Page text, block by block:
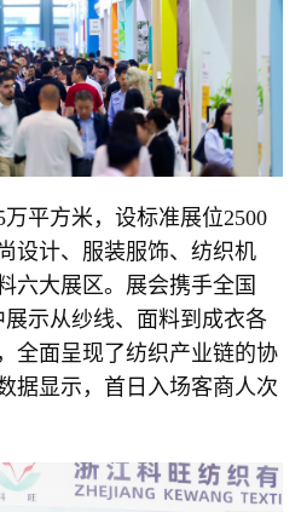
平方米，设标准展位2500
设计、服装服饰、纺织机
六大展区。展会携手全国
示从纱线、面料到成衣各
全面呈现了纺织产业链的协
据显示，首日入场客商人次